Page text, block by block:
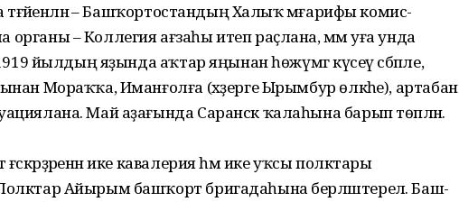
тәғәйенләнә – Башҡорт­ос­тандың Халыҡ мәғарифы комис­
– Коллегия ағзаһы итеп раҫлана, әммә уға унда
йылдың яҙында аҡтар яңынан һөжүмгә күсеү сәбәпле,
Мо­раҡҡа, Иманғолға (хәҙерге Ырымбур өлкәһе), артабан
Май аҙағында Саранск ҡалаһына барып төпләнә.
ике кавалерия һәм ике уҡсы полктары
Айырым башҡорт бригадаһына берләштерелә. Баш­